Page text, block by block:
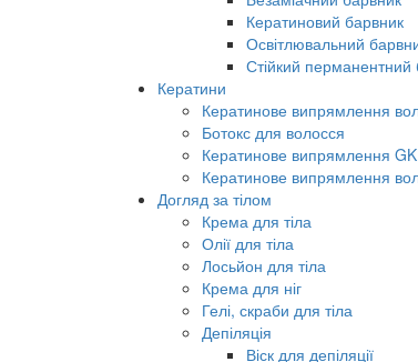
Кератиновий барвник
Освітлювальний
Стійкий перманентний
Кератини
Кератинове випрямлення
Ботокс для волосся
Кератинове випрямлення
Кератинове випрямлення
Догляд за тілом
Крема для тіла
Олії для тіла
Лосьйон для тіла
Крема для ніг
Гелі, скраби для тіла
Депіляція
Віск для депіляції